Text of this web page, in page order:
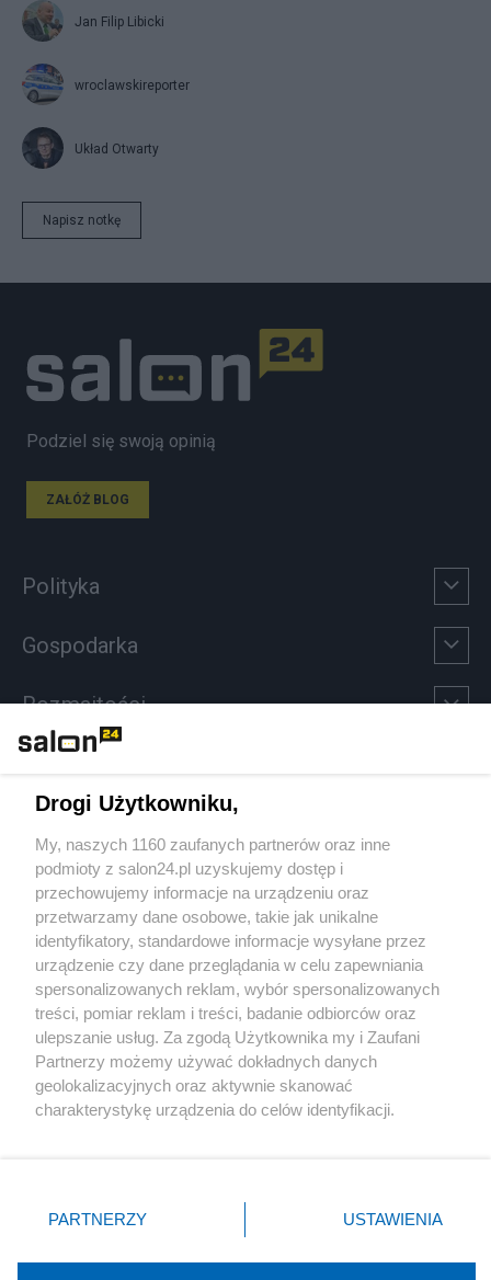
Jan Filip Libicki
wroclawskireporter
Układ Otwarty
Napisz notkę
Podziel się swoją opinią
ZAŁÓŻ BLOG
Polityka
Gospodarka
Rozmaitości
Sport
Społeczeństwo
Kultura
X Facebook Instagram Youtube
Drogi Użytkowniku,
My, naszych 1160 zaufanych partnerów oraz inne
podmioty z salon24.pl uzyskujemy dostęp i
przechowujemy informacje na urządzeniu oraz
przetwarzamy dane osobowe, takie jak unikalne
identyfikatory, standardowe informacje wysyłane przez
urządzenie czy dane przeglądania w celu zapewniania
spersonalizowanych reklam, wybór spersonalizowanych
treści, pomiar reklam i treści, badanie odbiorców oraz
ulepszanie usług. Za zgodą Użytkownika my i Zaufani
Partnerzy możemy używać dokładnych danych
geolokalizacyjnych oraz aktywnie skanować
charakterystykę urządzenia do celów identyfikacji.
zmienić/wycofać klikając przycisk ustawień prywatności
znajdujący się w lewym dolnym rogu strony
rodzaje przetwarzania danych nie wymagają zgody
PARTNERZY USTAWIENIA